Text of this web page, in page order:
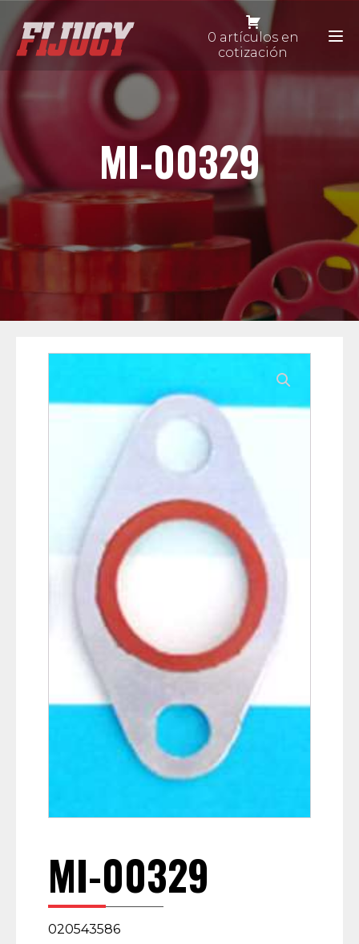
0 artículos en
cotización
MI-00329
MI-00329
020543586